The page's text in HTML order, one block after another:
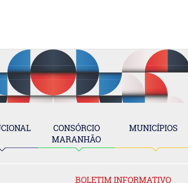
CONSÓRCIO
MARANHÃO
MUNICÍPIOS
BOLETIM INFORMATIVO